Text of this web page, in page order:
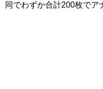
同でわずか合計200枚でア